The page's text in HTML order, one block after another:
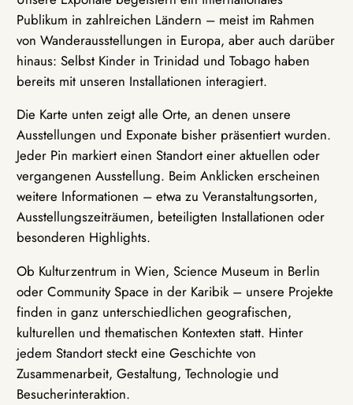
Publikum in zahlreichen Ländern – meist im Rahmen
von Wanderausstellungen in Europa, aber auch darüber
hinaus: Selbst Kinder in Trinidad und Tobago haben
bereits mit unseren Installationen interagiert.
Die Karte unten zeigt alle Orte, an denen unsere
Ausstellungen und Exponate bisher präsentiert wurden.
Jeder Pin markiert einen Standort einer aktuellen oder
vergangenen Ausstellung. Beim Anklicken erscheinen
weitere Informationen – etwa zu Veranstaltungsorten,
Ausstellungszeiträumen, beteiligten Installationen oder
besonderen Highlights.
Ob Kulturzentrum in Wien, Science Museum in Berlin
oder Community Space in der Karibik – unsere Projekte
finden in ganz unterschiedlichen geografischen,
kulturellen und thematischen Kontexten statt. Hinter
jedem Standort steckt eine Geschichte von
Zusammenarbeit, Gestaltung, Technologie und
Besucherinteraktion.